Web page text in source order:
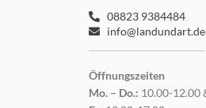
08823 9384484
info@landundart.de
Öffnungszeiten
Mo. – Do.: 10.00-12.00